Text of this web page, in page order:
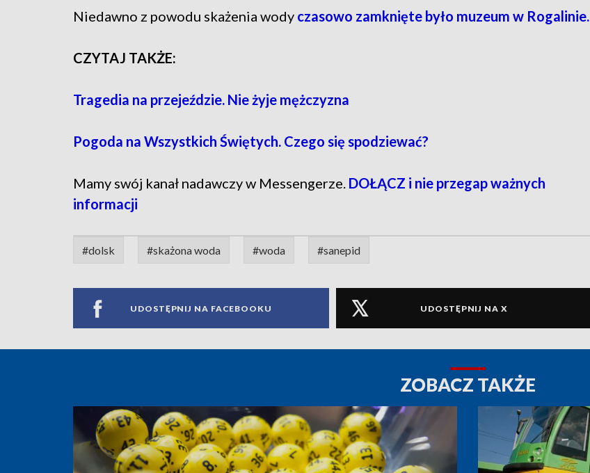
Niedawno z powodu skażenia wody czasowo zamknięte było muzeum w Rogalinie.
CZYTAJ TAKŻE:
Tragedia na przejeździe. Nie żyje mężczyzna
Pogoda na Wszystkich Świętych. Czego się spodziewać?
Mamy swój kanał nadawczy w Messengerze. DOŁĄCZ i nie przegap ważnych
informacji
#dolsk #skażona woda #woda #sanepid
UDOSTĘPNIJ NA FACEBOOKU UDOSTĘPNIJ NA X
ZOBACZ TAKŻE